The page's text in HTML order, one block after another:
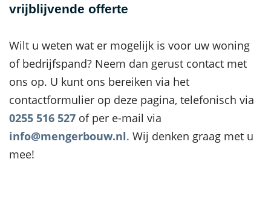
vrijblijvende offerte
Wilt u weten wat er mogelijk is voor uw woning
of bedrijfspand? Neem dan gerust contact met
ons op. U kunt ons bereiken via het
contactformulier op deze pagina, telefonisch via
0255 516 527 of per e-mail via
info@mengerbouw.nl. Wij denken graag met u
mee!